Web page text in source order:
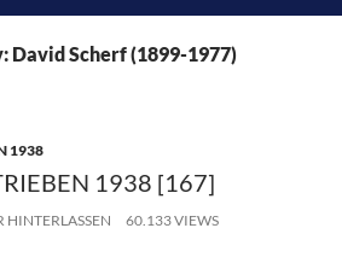
David Scherf (1899-1977)
1938
1938 [167]
HINTERLASSEN 60.133 VIEWS